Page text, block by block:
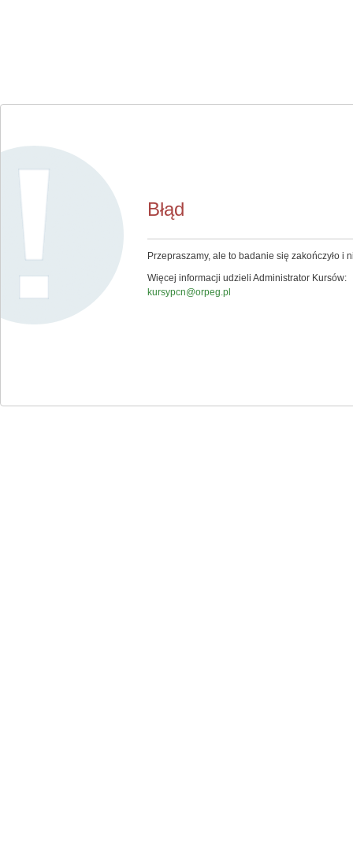
Błąd
Przepraszamy, ale to badanie się zakończyło i
Więcej informacji udzieli Administrator Kursów:
kursypcn@orpeg.pl